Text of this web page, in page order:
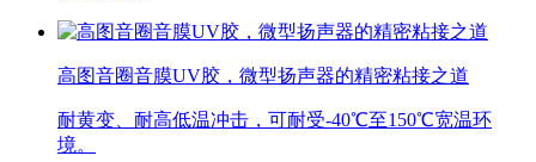
高图音圈音膜UV胶，微型扬声器的精密粘接之道
耐黄变、耐高低温冲击，可耐受-40℃至150℃宽温环
境。